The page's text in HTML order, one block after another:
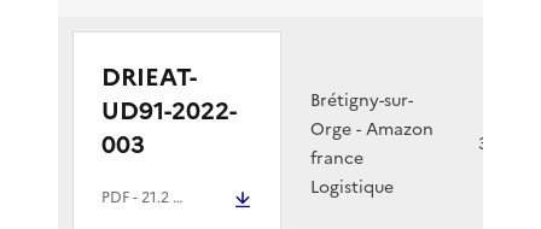
DRIEAT-
UD91-2022-
003
PDF- 21.2 Mio
Brétigny-sur-
Orge - Amazon
france
Logistique
30/06/